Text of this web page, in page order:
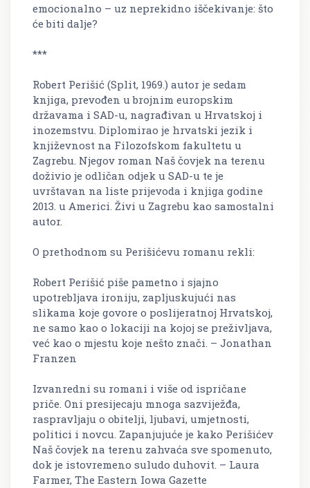
emocionalno – uz neprekidno iščekivanje: što
će biti dalje?
***
Robert Perišić (Split, 1969.) autor je sedam
knjiga, prevođen u brojnim europskim
državama i SAD-u, nagrađivan u Hrvatskoj i
inozemstvu. Diplomirao je hrvatski jezik i
književnost na Filozofskom fakultetu u
Zagrebu. Njegov roman Naš čovjek na terenu
doživio je odličan odjek u SAD-u te je
uvrštavan na liste prijevoda i knjiga godine
2013. u Americi. Živi u Zagrebu kao samostalni
autor.
O prethodnom su Perišićevu romanu rekli:
Robert Perišić piše pametno i sjajno
upotrebljava ironiju, zapljuskujući nas
slikama koje govore o poslijeratnoj Hrvatskoj,
ne samo kao o lokaciji na kojoj se preživljava,
već kao o mjestu koje nešto znači. – Jonathan
Franzen
Izvanredni su romani i više od ispričane
priče. Oni presijecaju mnoga sazviježđa,
raspravljaju o obitelji, ljubavi, umjetnosti,
politici i novcu. Zapanjujuće je kako Perišićev
Naš čovjek na terenu zahvaća sve spomenuto,
dok je istovremeno suludo duhovit. – Laura
Farmer, The Eastern Iowa Gazette